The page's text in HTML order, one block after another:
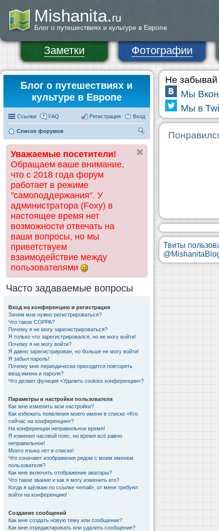
Mishanita.ru
Блог о путешествиях и культуре в Европе
Заметки Фотографии
Блог о путешествиях и
культуре в Европе
Ссылки FAQ Вход
Регистрация
Список форумов
ск
Уважаемые посетители!
Обращаем ваше внимание,
что с 2018 года форум
работает в режиме
"самоподдержания". У
администратора (Foxy) в
настоящее время нет
возможности отвечать на
ваши вопросы, но мы
приветствуем
взаимодействие между
пользователями
Часто задаваемые вопросы
Вход на конференцию и регистрация
Зачем мне нужно регистрироваться?
Что такое COPPA?
Почему я не могу зарегистрироваться?
Я только что зарегистрировался, но не могу войти!
Почему я не могу войти?
Я давно зарегистрирован, но больше не могу войти!
Я забыл пароль!
Почему мне периодически приходится повторять
ввод имени и пароля?
Что делает функция «Удалить cookies конференции»?
Параметры и настройки пользователя
Как мне изменить мои настройки?
Как избежать появления моего имени в списке «Кто
сейчас на конференции»?
На конференции неправильное время!
Я изменил часовой пояс, но время всё равно
неправильное!
Моего языка нет в списке!
Что означают изображения рядом с моим именем
пользователя?
Как мне включить отображение аватары?
Что такое звание и как я могу изменить его?
Когда я щёлкаю по ссылке «email», от меня требуют
войти на конференцию!
Создание сообщений
Как мне создать новую тему или сообщение?
Как мне отредактировать или удалить сообщение?
Не забывай
Мы
Мы в
Твиты